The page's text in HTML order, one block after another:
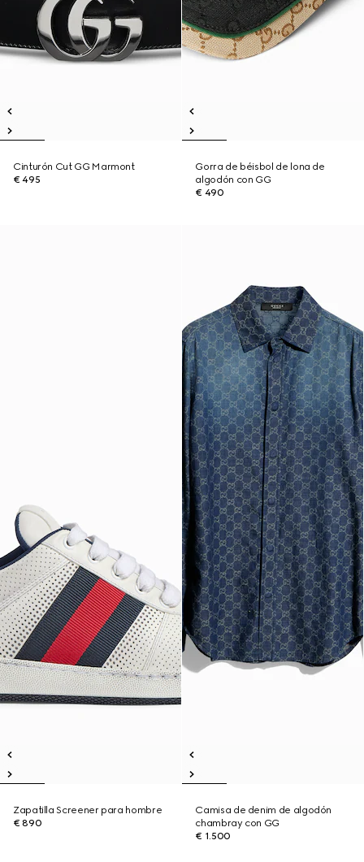
Cinturón Cut GG Marmont
€ 495
Gorra de béisbol de lona de
algodón con GG
€ 490
Zapatilla Screener para hombre
€ 890
Camisa de denim de algodón
chambray con GG
€ 1.500